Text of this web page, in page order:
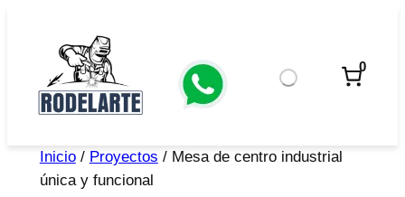
0
Inicio/ Proyectos / Mesa de centro industrial
única y funcional